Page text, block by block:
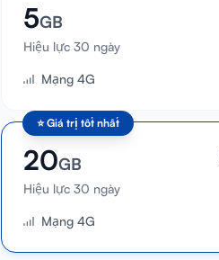
5GB
Hiệu lực 30 ngày
Mạng 4G
⭐Giá trị tốt nhất
20GB
Hiệu lực 30 ngày
Mạng 4G